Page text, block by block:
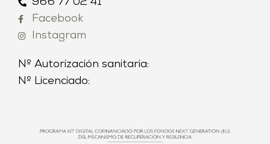
Facebook
Instagram
Nº Autorización sanitaria:
Nº Licenciado: